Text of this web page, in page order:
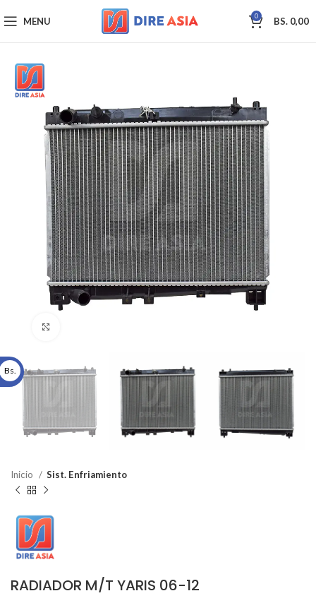
MENU 0 BS. 0,00
Inicio Sist. Enfriamiento
RADIADOR M/T YARIS 06-12
Bs.